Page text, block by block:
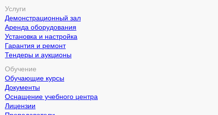
Услуги
Демонстрационный зал
Аренда оборудования
Установка и настройка
Гарантия и ремонт
Тендеры и аукционы
Обучение
Обучающие курсы
Документы
Оснащение учебного центра
Лицензии